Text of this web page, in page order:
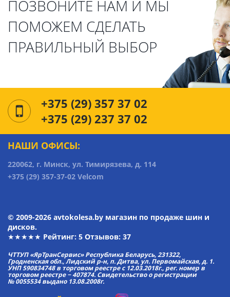
ПОЗВОНИТЕ НАМ И МЫ
ПОМОЖЕМ СДЕЛАТЬ
ПРАВИЛЬНЫЙ ВЫБОР
+375 (29) 357 37 02
+375 (29) 237 37 02
НАШИ ОФИСЫ:
220062, г. Минск, ул. Тимирязева, д. 114
+375 (29) 357-37-02 Velcom
© 2009-2026 avtokolesa.by магазин по продаже шин и
дисков.
★★★★★ Рейтинг: 5 Отзывов: 37
ЧТТУП «ЯрТранСервис» Республика Беларусь, 231322,
Гродненская обл., Лидский р-н, п. Дитва, ул. Первомайская, д. 1.
УНП 590834748 в торговом реестре с 12.03.2018г., рег. номер в
торговом реестре − 407874. Свидетельство о регистрации
№ 0055534 выдано 13.08.2008г.